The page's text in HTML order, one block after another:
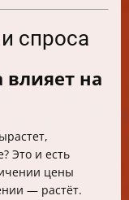
спроса
влияет на
Это и есть
цены
— растёт.